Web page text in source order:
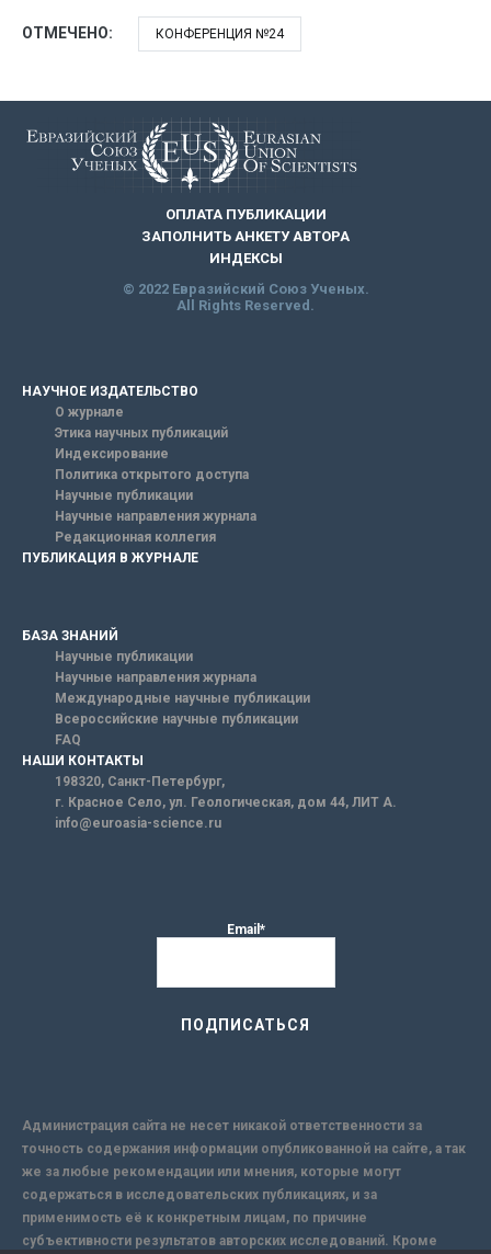
ОТМЕЧЕНО: КОНФЕРЕНЦИЯ №24
ОПЛАТА ПУБЛИКАЦИИ
ЗАПОЛНИТЬ АНКЕТУ АВТОРА
ИНДЕКСЫ
© 2022 Евразийский Союз Ученых.
All Rights Reserved.
НАУЧНОЕ ИЗДАТЕЛЬСТВО
О журнале
Этика научных публикаций
Индексирование
Политика открытого доступа
Научные публикации
Научные направления журнала
Редакционная коллегия
ПУБЛИКАЦИЯ В ЖУРНАЛЕ
БАЗА ЗНАНИЙ
Научные публикации
Научные направления журнала
Международные научные публикации
Всероссийские научные публикации
FAQ
НАШИ КОНТАКТЫ
198320, Санкт-Петербург,
г. Красное Село, ул. Геологическая, дом 44, ЛИТ А.
info@euroasia-science.ru
Email*
Администрация сайта не несет никакой ответственности за
точность содержания информации опубликованной на сайте, а так
же за любые рекомендации или мнения, которые могут
содержаться в исследовательских публикациях, и за
применимость её к конкретным лицам, по причине
субъективности результатов авторских исследований. Кроме